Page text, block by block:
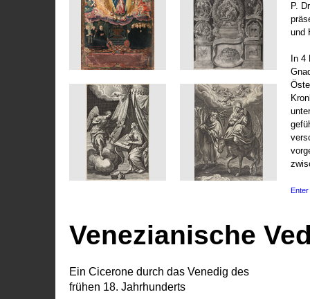
P.
und
In 4
Enter
Venezianische
Ein Cicerone durch das Venedig des
frühen 18. Jahrhunderts